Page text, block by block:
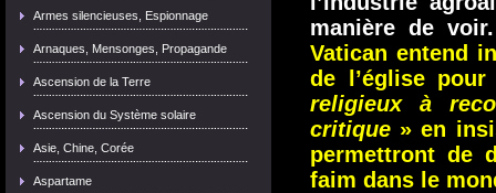
Armes silencieuses, Espionnage
Arnaques, Mensonges, Propagande
Ascension de la Terre
Ascension du Système solaire
Asie, Chine, Corée
Aspartame
manière de
Vatican entend
de l’église
religieux à
critique » en
permettront de
faim dans le